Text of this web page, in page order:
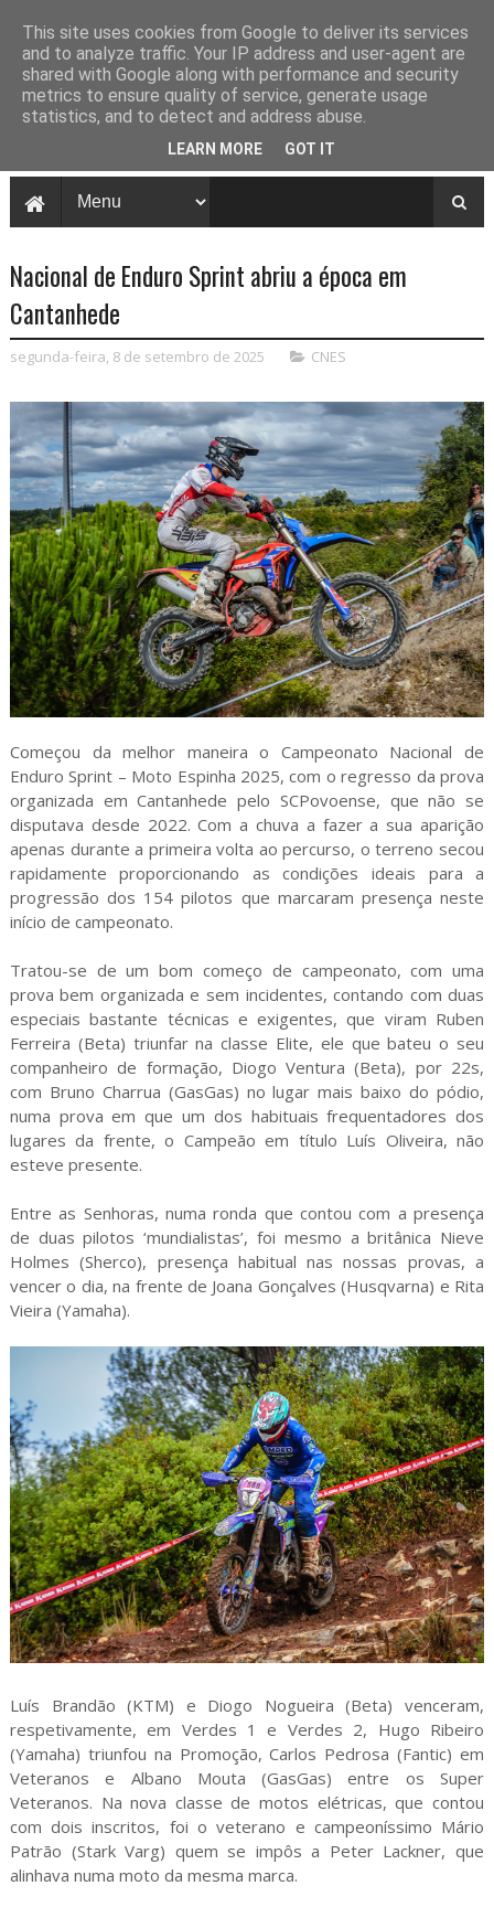
Nacional de Enduro Sprint abriu a época em
Cantanhede
segunda-feira, 8 de setembro de 2025 CNES
Começou da melhor maneira o Campeonato Nacional de
Enduro Sprint – Moto Espinha 2025, com o regresso da prova
organizada em Cantanhede pelo SCPovoense, que não se
disputava desde 2022. Com a chuva a fazer a sua aparição
apenas durante a primeira volta ao percurso, o terreno secou
rapidamente proporcionando as condições ideais para a
progressão dos 154 pilotos que marcaram presença neste
início de campeonato.
Tratou-se de um bom começo de campeonato, com uma
prova bem organizada e sem incidentes, contando com duas
especiais bastante técnicas e exigentes, que viram Ruben
Ferreira (Beta) triunfar na classe Elite, ele que bateu o seu
companheiro de formação, Diogo Ventura (Beta), por 22s,
com Bruno Charrua (GasGas) no lugar mais baixo do pódio,
numa prova em que um dos habituais frequentadores dos
lugares da frente, o Campeão em título Luís Oliveira, não
esteve presente.
Entre as Senhoras, numa ronda que contou com a presença
de duas pilotos ‘mundialistas’, foi mesmo a britânica Nieve
Holmes (Sherco), presença habitual nas nossas provas, a
vencer o dia, na frente de Joana Gonçalves (Husqvarna) e Rita
Vieira (Yamaha).
Luís Brandão (KTM) e Diogo Nogueira (Beta) venceram,
respetivamente, em Verdes 1 e Verdes 2, Hugo Ribeiro
(Yamaha) triunfou na Promoção, Carlos Pedrosa (Fantic) em
Veteranos e Albano Mouta (GasGas) entre os Super
Veteranos. Na nova classe de motos elétricas, que contou
com dois inscritos, foi o veterano e campeoníssimo Mário
Patrão (Stark Varg) quem se impôs a Peter Lackner, que
alinhava numa moto da mesma marca.
This site uses cookies from Google to deliver its services
and to analyze traffic. Your IP address and user-agent are
shared with Google along with performance and security
metrics to ensure quality of service, generate usage
statistics, and to detect and address abuse.
LEARN MORE GOT IT